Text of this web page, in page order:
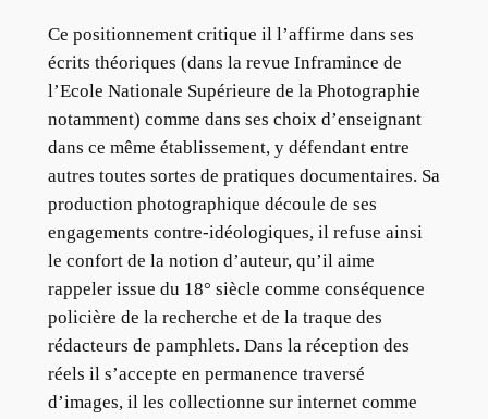
Ce positionnement critique il l’affirme dans ses
écrits théoriques (dans la revue Inframince de
l’Ecole Nationale Supérieure de la Photographie
notamment) comme dans ses choix d’enseignant
dans ce même établissement, y défendant entre
autres toutes sortes de pratiques documentaires. Sa
production photographique découle de ses
engagements contre-idéologiques, il refuse ainsi
le confort de la notion d’auteur, qu’il aime
rappeler issue du 18° siècle comme conséquence
policière de la recherche et de la traque des
rédacteurs de pamphlets. Dans la réception des
réels il s’accepte en permanence traversé
d’images, il les collectionne sur internet comme